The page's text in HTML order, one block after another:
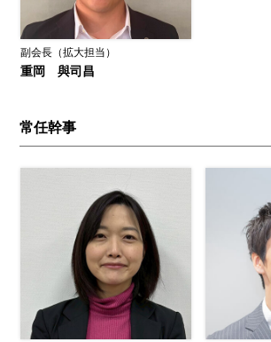
副会長（拡大担当）
重岡 與司昌
常任幹事